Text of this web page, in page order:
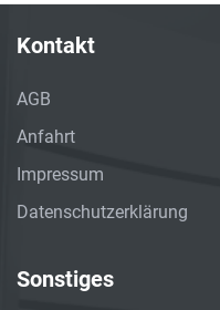
Kontakt
AGB
Anfahrt
Impressum
Datenschutzerklärung
Sonstiges